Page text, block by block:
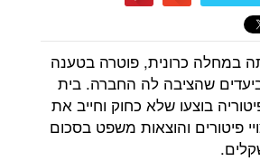
במחלה כרונית, פוטרה בטענה
שהציבה לה החברה. בית
בוצעו שלא כחוק וחייב את
פיטורים והוצאות משפט בסכום